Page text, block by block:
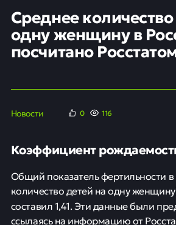
Среднее
одну женщину в
посчитано
Новости 0 116
Коэффициент
Общий показатель фертильности в
количество детей на одну
составил 1,41. Эти данные были
ссылаясь на информацию от